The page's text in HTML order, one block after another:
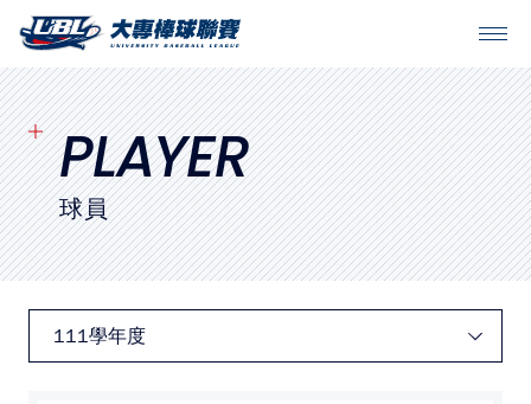
SITEMAP
首頁
球隊戰績
賽程表
球隊與球員
PLAYER
球員